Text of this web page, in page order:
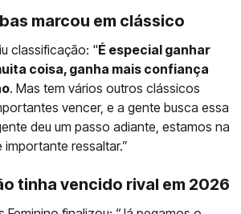
marcou em clássico
classificação: "É especial ganhar
coisa, ganha mais confiança
. Mas tem vários outros clássicos
vencer, e a gente busca essa
deu um passo adiante, estamos na
ressaltar.”
tinha vencido rival em 2026